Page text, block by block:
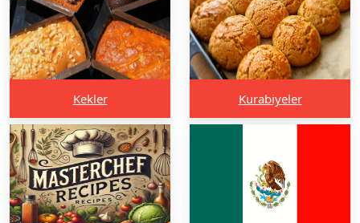
Kekler Kurabiyeler